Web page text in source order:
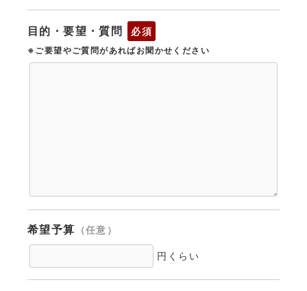
目的・要望・質問 必須
※ご要望やご質問があればお聞かせください
希望予算 （任意）
円くらい